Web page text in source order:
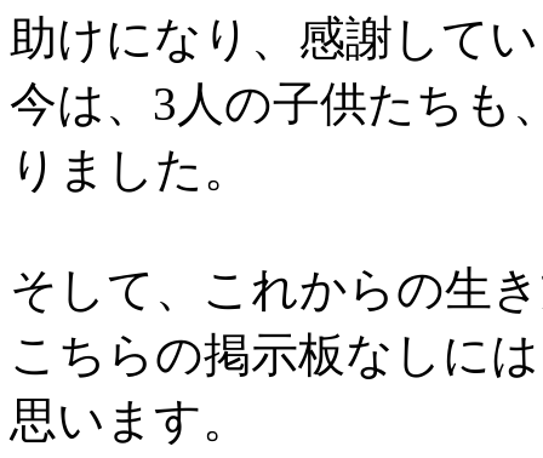
助けになり、感謝して
今は、3人の子供たちも
りました。
そして、これからの生
こちらの掲示板なしに
思います。